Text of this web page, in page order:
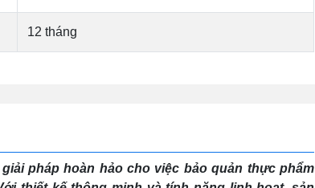
12 tháng
pháp hoàn hảo cho việc bảo quản thực phẩm